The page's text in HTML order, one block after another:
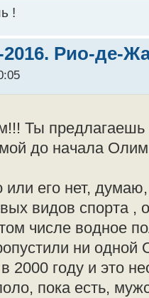
!
Рио-де-
Ты предлагаешь
до начала
или его нет,
видов спорта
числе водное
ни одной
2000 году и это
пока есть,